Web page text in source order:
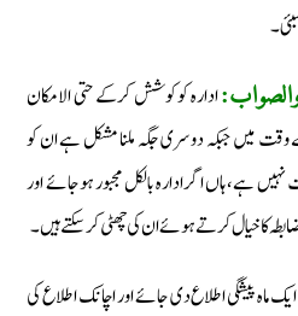
ادارہ کو کوشش کرکے حتی الامکان
ایسے وقت میں جبکہ دوسری جگہ ملنا مشکل ہے ان کو
ہے، ہاں اگر ادارہ بالکل مجبور ہوجائے اور
ضابطہ کا خیال کرتے ہوئے ان کی چھٹی کرسکتے ہیں۔
ماہ پیشگی اطلاع دی جائے اور اچانک اطلاع کی